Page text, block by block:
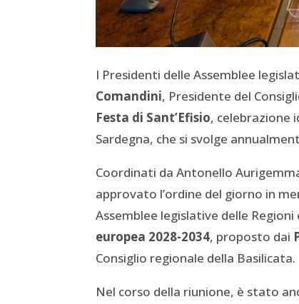
I Presidenti delle Assemblee
Comandini, Presidente del
Festa di Sant’Efisio, celebrazione
Sardegna, che si svolge
Coordinati da Antonello
approvato l’ordine del giorno in
Assemblee legislative delle
europea 2028-2034, proposto dai
Consiglio regionale della Basilicata.
Nel corso della riunione, è stato